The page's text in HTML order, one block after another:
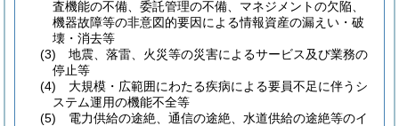
査機能の不備、委託管理の不備、マネジメントの欠陥、
機器故障等の非意図的要因による情報資産の漏えい・破
壊・消去等
(3)
地震、落雷、火災等の災害によるサービス及び業務の
停止等
(4)
大規模・広範囲にわたる疾病による要員不足に伴うシ
ステム運用の機能不全等
(5)
電力供給の途絶、通信の途絶、水道供給の途絶等のイ